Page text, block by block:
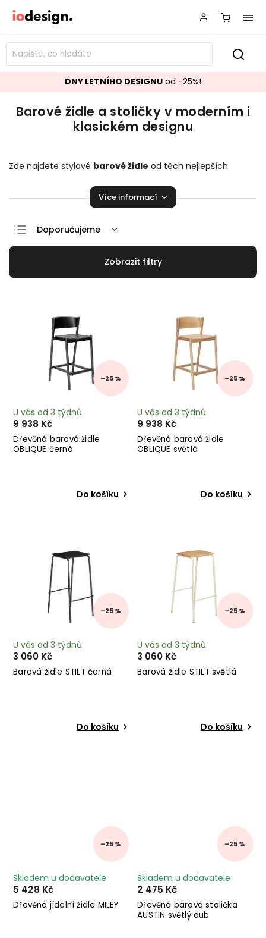
DNY LETNÍHO DESIGNU od -25%!
Barové židle a stoličky v moderním i
klasickém designu
Zde najdete stylové barové židle od těch nejlepších
moderním i klasickém designu v různých stylech,
materiálech a barvách pro každého zákazníka. Máme i ty s
židle nabízejí stejné pohodlí jako
Více informací
Doporučujeme
Nejlevnější
–25 %
Dřevěná barová židle
OBLIQUE černá
U vás od 3 týdnů
9 938 Kč
Do košíku
–25 %
Dřevěná barová židle
OBLIQUE světlá
U vás od 3 týdnů
9 938 Kč
Do košíku
–25 %
Barová židle STILT černá
U vás od 3 týdnů
3 060 Kč
Do košíku
–25 %
Barová židle STILT světlá
U vás od 3 týdnů
3 060 Kč
Do košíku
–25 %
Dřevěná jídelní židle MILEY
Skladem u dodavatele
5 428 Kč
–25 %
Dřevěná barová stolička
AUSTIN světlý dub
Skladem u dodavatele
2 475 Kč